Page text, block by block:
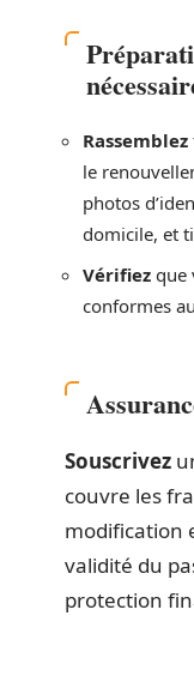
Rassemblez
le
photos
domicile, et
Vérifiez que
conformes
Souscrivez
couvre les
modification
validité du
protection